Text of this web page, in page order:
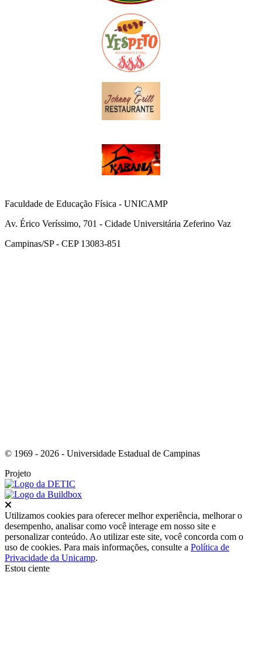
Faculdade de Educação Física - UNICAMP
Av. Érico Veríssimo, 701 - Cidade Universitária Zeferino Vaz
Campinas/SP - CEP 13083-851
© 1969 - 2026 - Universidade Estadual de Campinas
Projeto
Utilizamos cookies para oferecer melhor experiência, melhorar o
desempenho, analisar como você interage em nosso site e
personalizar conteúdo. Ao utilizar este site, você concorda com o
uso de cookies. Para mais informações, consulte a Política de
Privacidade da Unicamp.
Estou ciente